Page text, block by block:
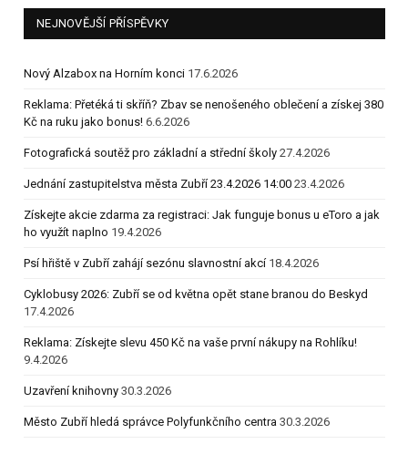
NEJNOVĚJŠÍ PŘÍSPĚVKY
Nový Alzabox na Horním konci 17.6.2026
Reklama: Přetéká ti skříň? Zbav se nenošeného oblečení a získej 380
Kč na ruku jako bonus! 6.6.2026
Fotografická soutěž pro základní a střední školy 27.4.2026
Jednání zastupitelstva města Zubří 23.4.2026 14:00 23.4.2026
Získejte akcie zdarma za registraci: Jak funguje bonus u eToro a jak
ho využít naplno 19.4.2026
Psí hřiště v Zubří zahájí sezónu slavnostní akcí 18.4.2026
Cyklobusy 2026: Zubří se od května opět stane branou do Beskyd
17.4.2026
Reklama: Získejte slevu 450 Kč na vaše první nákupy na Rohlíku!
9.4.2026
Uzavření knihovny 30.3.2026
Město Zubří hledá správce Polyfunkčního centra 30.3.2026